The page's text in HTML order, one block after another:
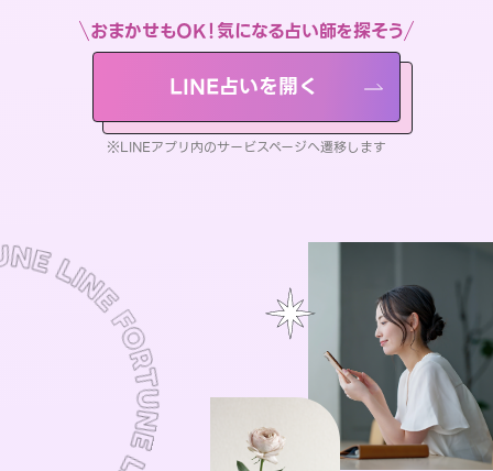
おまかせもOK！気になる占い師を探そう
LINE占いを開く
※LINEアプリ内のサービスページへ遷移します